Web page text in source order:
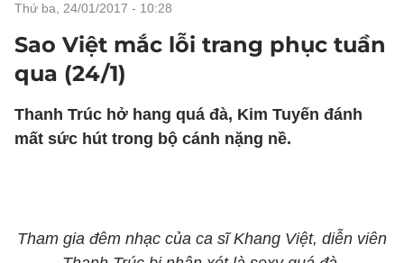
thứ ba, 24/01/2017 - 10:28
Sao Việt mắc lỗi trang phục tuần
qua (24/1)
Thanh Trúc hở hang quá đà, Kim Tuyến đánh
mất sức hút trong bộ cánh nặng nề.
Tham gia đêm nhạc của ca sĩ Khang Việt, diễn viên